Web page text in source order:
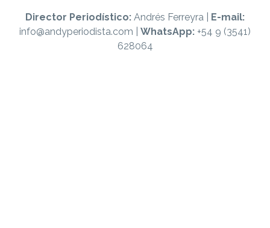
Director Periodístico: Andrés Ferreyra | E-mail:
info@andyperiodista.com | WhatsApp: +54 9 (3541)
628064